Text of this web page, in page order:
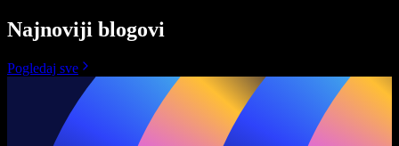
Najnoviji blogovi
Pogledaj sve